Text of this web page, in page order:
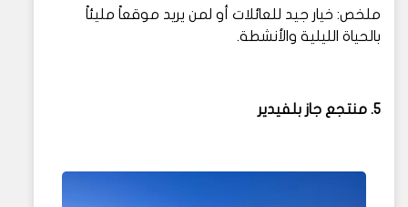
ملخص: خيار جيد للعائلات أو لمن يريد موقعاً مليئاً
بالحياة الليلية والأنشطة.
5. منتجع جاز بلفيدير